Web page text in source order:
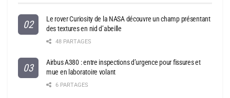
Le rover Curiosity de la NASA découvre un champ présentant
des textures en nid d’abeille
48 PARTAGES
Airbus A380 : entre inspections d’urgence pour fissures et
mue en laboratoire volant
6 PARTAGES